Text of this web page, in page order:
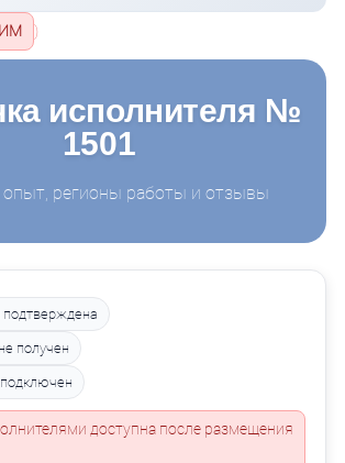
)
исполнителя №
1501
опыт, регионы работы и отзывы
подтверждена
получен
доступна после размещения